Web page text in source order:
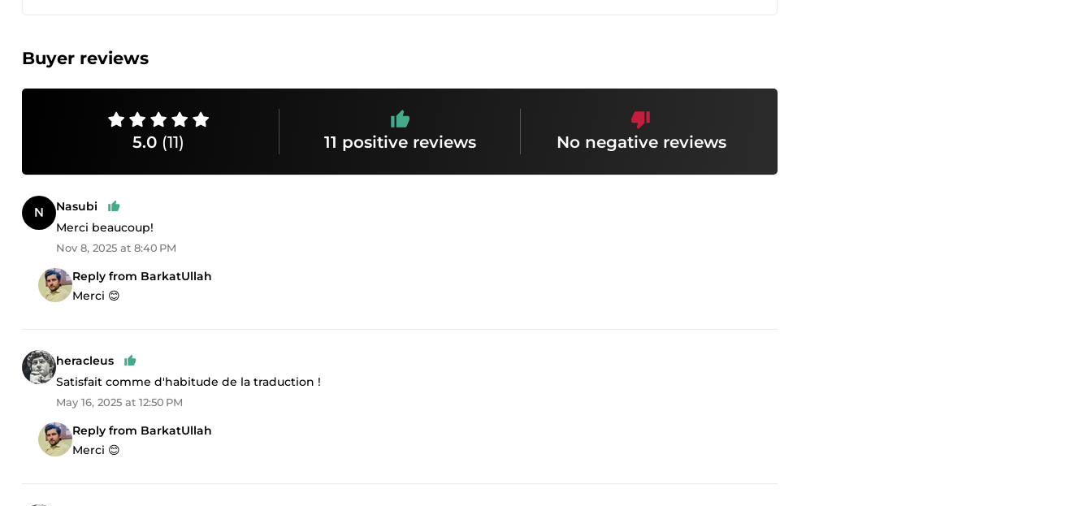
Buyer reviews
5.0 (11) 11 positive reviews No negative reviews
Nasubi
Merci beaucoup!
Nov 8, 2025 at 8:40 PM
Reply from BarkatUllah
Merci 😊
heracleus
Satisfait comme d'habitude de la traduction !
May 16, 2025 at 12:50 PM
Reply from BarkatUllah
Merci 😊